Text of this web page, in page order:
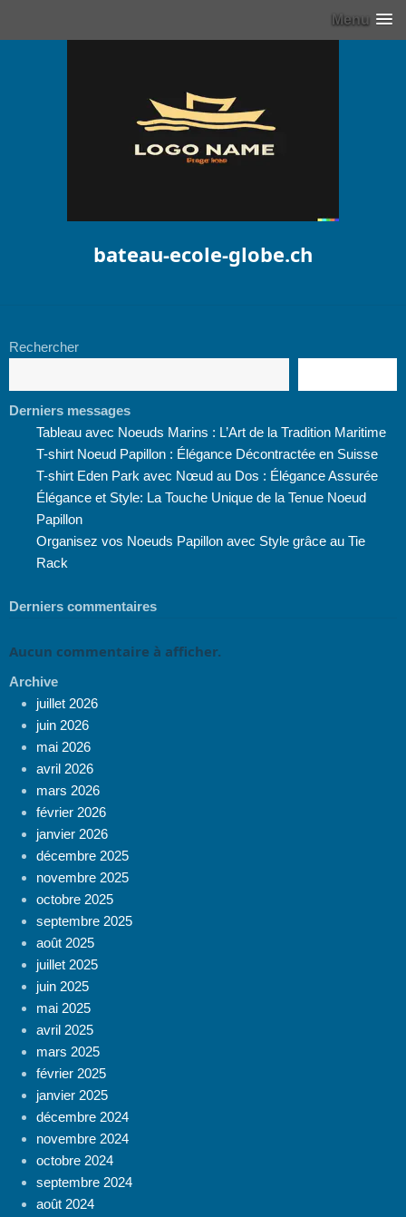
Menu
bateau-ecole-globe.ch
Rechercher
Derniers messages
Tableau avec Noeuds Marins : L’Art de la Tradition Maritime
T-shirt Noeud Papillon : Élégance Décontractée en Suisse
T-shirt Eden Park avec Nœud au Dos : Élégance Assurée
Élégance et Style: La Touche Unique de la Tenue Noeud
Papillon
Organisez vos Noeuds Papillon avec Style grâce au Tie
Rack
Derniers commentaires
Aucun commentaire à afficher.
Archive
juillet 2026
juin 2026
mai 2026
avril 2026
mars 2026
février 2026
janvier 2026
décembre 2025
novembre 2025
octobre 2025
septembre 2025
août 2025
juillet 2025
juin 2025
mai 2025
avril 2025
mars 2025
février 2025
janvier 2025
décembre 2024
novembre 2024
octobre 2024
septembre 2024
août 2024